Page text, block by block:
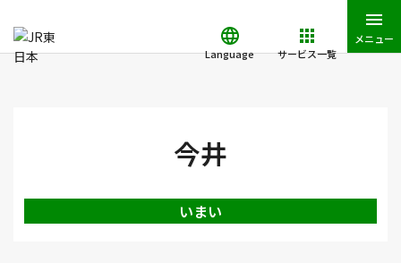
Language サービス一覧
メニュー
今井
いまい